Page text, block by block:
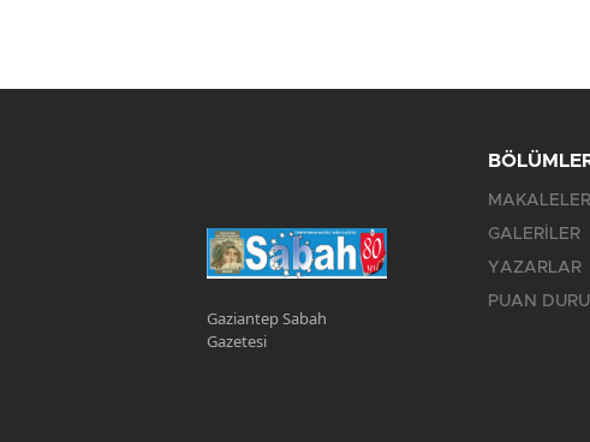
Gaziantep Sabah
Gazetesi
MAKALELER
GALERİLER
YAZARLAR
PUAN